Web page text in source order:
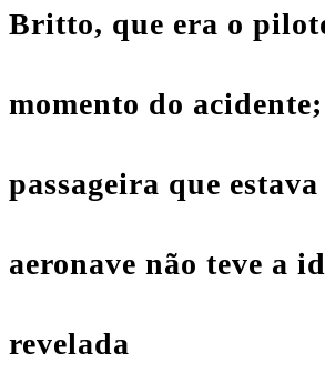
Britto, que era o
momento do
passageira que estava
aeronave não teve a
revelada